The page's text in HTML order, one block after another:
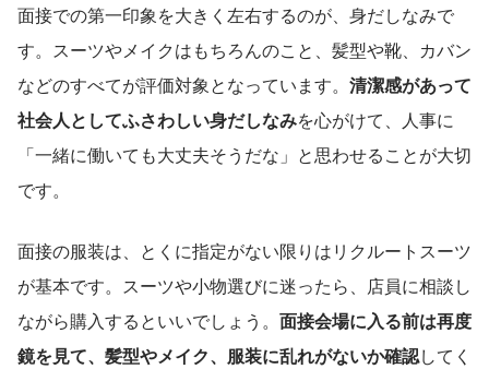
面接での第一印象を大きく左右するのが、身だしなみで
す。スーツやメイクはもちろんのこと、髪型や靴、カバン
などのすべてが評価対象となっています。 清潔感があって
社会人としてふさわしい身だしなみを心がけて、人事に
「一緒に働いても大丈夫そうだな」と思わせることが大切
です。
面接の服装は、とくに指定がない限りはリクルートスーツ
が基本です。スーツや小物選びに迷ったら、店員に相談し
ながら購入するといいでしょう。 面接会場に入る前は再度
鏡を見て、髪型やメイク、服装に乱れがないか確認してく